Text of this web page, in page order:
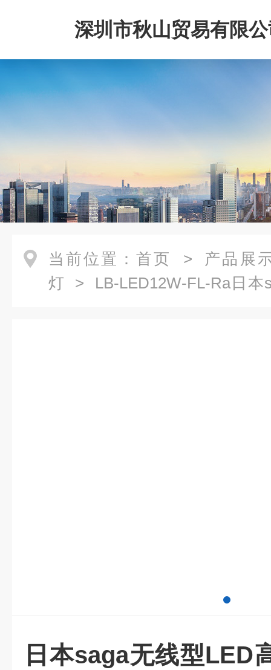
深圳市秋山贸易有限
当前位置： 首页 > 产品展
灯 > LB-LED12W-FL-Ra日本
日本saga无线型LED